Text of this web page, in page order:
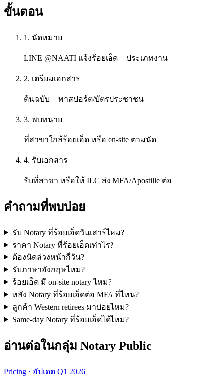
ขั้นตอน
1. นัดหมาย
LINE @NAATI แจ้งร้อยเอ็ด + ประเภทงาน
2. เตรียมเอกสาร
ต้นฉบับ + พาสปอร์ต/บัตรประชาชน
3. พบทนาย
ที่สาขาใกล้ร้อยเอ็ด หรือ on-site ตามนัด
4. รับเอกสาร
รับที่สาขา หรือให้ ILC ส่ง MFA/Apostille ต่อ
คำถามที่พบบ่อย
รับ Notary ที่ร้อยเอ็ดวันเสาร์ไหม?
ราคา Notary ที่ร้อยเอ็ดเท่าไร?
ต้องนัดล่วงหน้ากี่วัน?
รับภาษาอังกฤษไหม?
ร้อยเอ็ด มี on-site notary ไหม?
หลัง Notary ที่ร้อยเอ็ดต่อ MFA ที่ไหน?
ลูกค้า Western retirees มาบ่อยไหม?
Same-day Notary ที่ร้อยเอ็ดได้ไหม?
อ่านต่อในกลุ่ม Notary Public
Pricing · อัปเดต Q1 2026